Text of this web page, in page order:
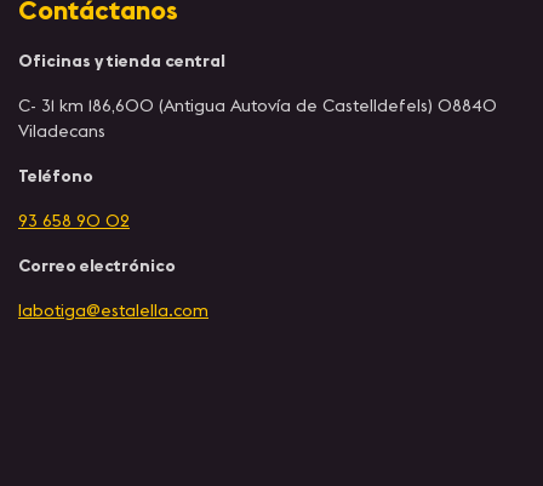
Contáctanos
Oficinas y tienda central
C- 31 km 186,600 (Antigua Autovía de Castelldefels) 08840
Viladecans
Teléfono
93 658 90 02
Correo electrónico
labotiga@estalella.com